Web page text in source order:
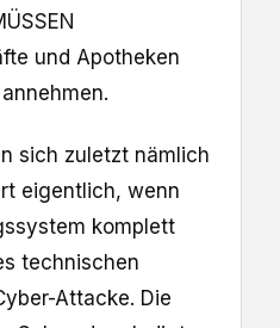
und Apotheken
sich zuletzt nämlich
eigentlich, wenn
komplett
technischen
Attacke. Die